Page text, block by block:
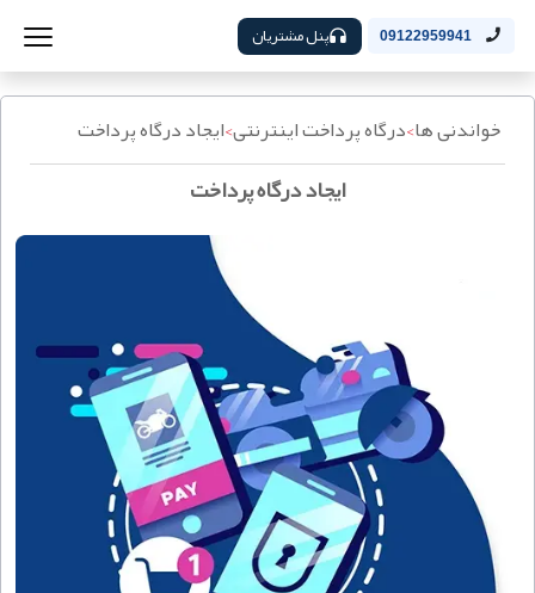
09122959941 پنل مشتریان
خواندنی ها>درگاه پرداخت اینترنتی>ایجاد درگاه پرداخت
ایجاد درگاه پرداخت